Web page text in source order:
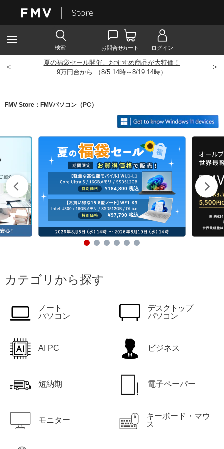
夏の福袋セール開催。おすすめ商品が大特価！
9万円台から （8/5 14時～8/19 14時）
< >
FMV Store：FMVパソコン（PC）
¥184,800 税込
¥97,790 税込
カテゴリから探す
ノート
パソコン
デスクトップ
パソコン
AI PC ビジネス
短納期 電子ペーパー
モニター
キーボード・マウ
ス